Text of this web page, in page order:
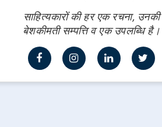
साहित्यकारों की हर एक रचना, उनकी
बेशकीमती सम्पत्ति व एक उपलब्धि है।